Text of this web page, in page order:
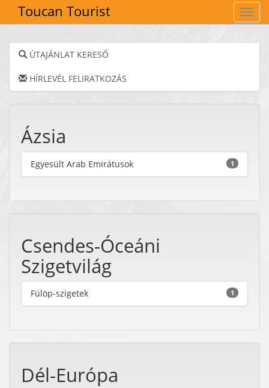
Toucan Tourist
ÚTAJÁNLAT KERESŐ
HÍRLEVÉL FELIRATKOZÁS
Ázsia
1
Egyesült Arab Emirátusok
Csendes-Óceáni
Szigetvilág
1
Fülöp-szigetek
Dél-Európa